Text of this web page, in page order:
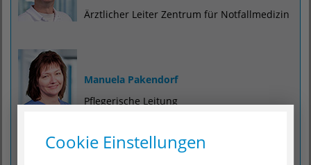
Ärztlicher Leiter Zentrum für Notfallmedizin
Manuela Pakendorf
Pflegerische Leitung
Cookie Einstellungen